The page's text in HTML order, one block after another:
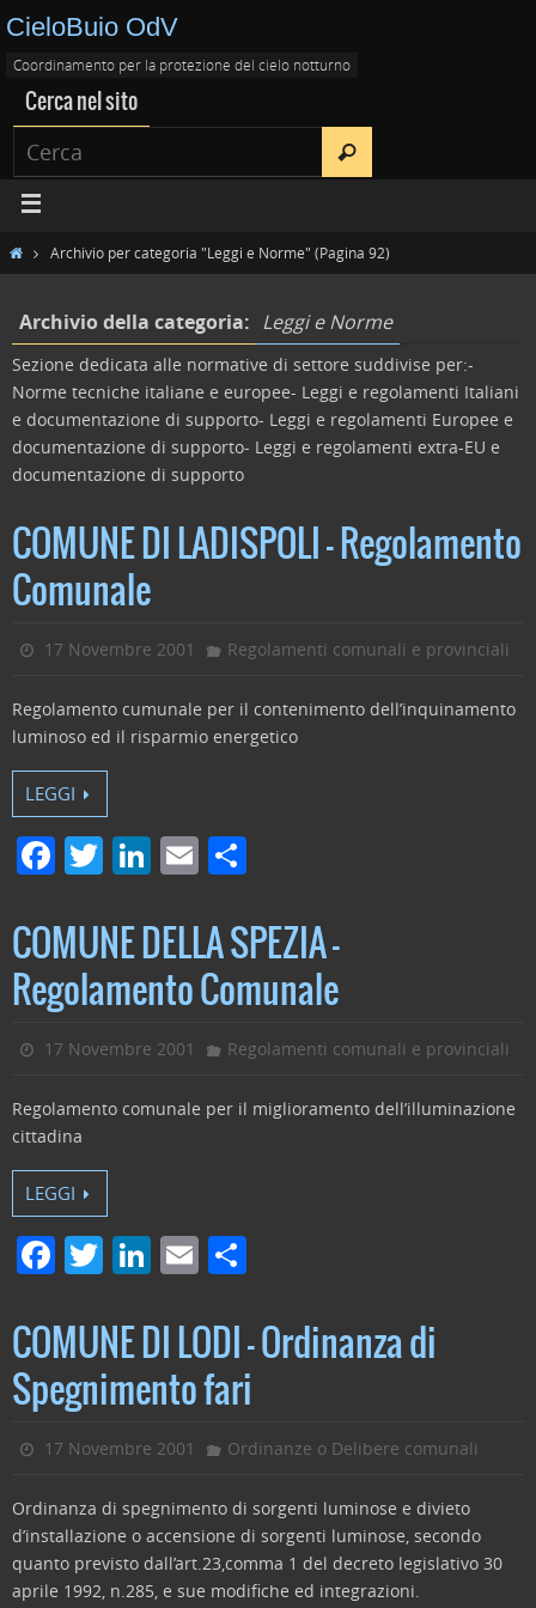
CieloBuio OdV
Coordinamento per la protezione del cielo notturno
Cerca nel sito
Archivio per categoria "Leggi e Norme" (Pagina 92)
Archivio della categoria: Leggi e Norme
Sezione dedicata alle normative di settore suddivise per:-
Norme tecniche italiane e europee- Leggi e regolamenti Italiani
e documentazione di supporto- Leggi e regolamenti Europee e
documentazione di supporto- Leggi e regolamenti extra-EU e
documentazione di supporto
COMUNE DI LADISPOLI – Regolamento
Comunale
17 Novembre 2001 Regolamenti comunali e provinciali
Regolamento cumunale per il contenimento dell’inquinamento
luminoso ed il risparmio energetico
LEGGI
F
c
e
b
o
k
T
itt
er
Li
k
e
dI
n
E
ai
l
n
di
vi
di
COMUNE DELLA SPEZIA –
Regolamento Comunale
17 Novembre 2001 Regolamenti comunali e provinciali
Regolamento comunale per il miglioramento dell’illuminazione
cittadina
LEGGI
F
c
e
b
o
k
T
itt
er
Li
k
e
dI
n
E
ai
l
n
di
vi
di
COMUNE DI LODI – Ordinanza di
Spegnimento fari
17 Novembre 2001 Ordinanze o Delibere comunali
Ordinanza di spegnimento di sorgenti luminose e divieto
d’installazione o accensione di sorgenti luminose, secondo
quanto previsto dall’art.23,comma 1 del decreto legislativo 30
aprile 1992, n.285, e sue modifiche ed integrazioni.